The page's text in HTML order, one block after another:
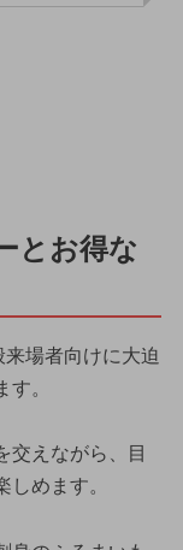
とお得な
場者向けに大迫
。
交えながら、目
めます。